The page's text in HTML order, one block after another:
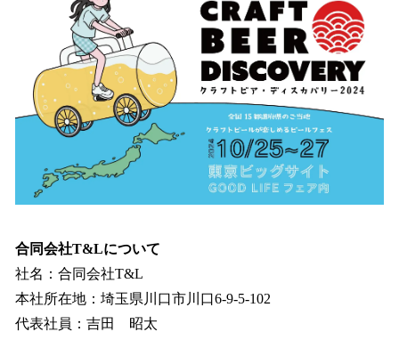
合同会社T&Lについて
社名：合同会社T&L
本社所在地：埼玉県川口市川口6-9-5-102
代表社員：吉田 昭太